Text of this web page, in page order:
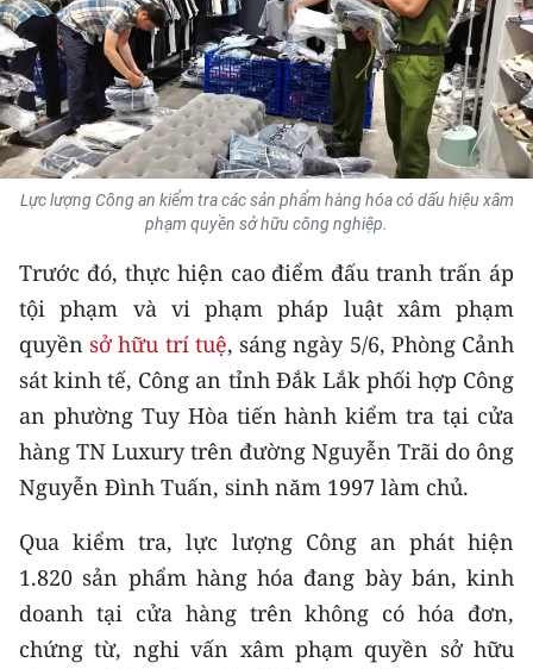
Y TẾ
KHOA HỌC - CÔNG NGHỆ
MÔI TRƯỜNG
BẠN ĐỌC
TRI THỨC CHUYÊN SÂU
54 DÂN TỘC VIỆT NAM
CHƯƠNG TRÌNH OCOP - MỖI XÃ
MỘT SẢN PHẨM
RADIO
MEDIA CENTER
E-Magazine
Lực lượng Công an kiểm tra các sản phẩm hàng hóa có dấu hiệu xâm
phạm quyền sở hữu công nghiệp.
Trước đó, thực hiện cao điểm đấu tranh trấn áp
tội phạm và vi phạm pháp luật xâm phạm
quyềnsở hữu trí tuệ, sáng ngày 5/6, Phòng Cảnh
sát kinh tế, Công an tỉnh Đắk Lắk phối hợp Công
an phường Tuy Hòa tiến hành kiểm tra tại cửa
hàng TN Luxury trên đường Nguyễn Trãi do ông
Nguyễn Đình Tuấn, sinh năm 1997 làm chủ.
Qua kiểm tra, lực lượng Công an phát hiện
1.820 sản phẩm hàng hóa đang bày bán, kinh
doanh tại cửa hàng trên không có hóa đơn,
chứng từ, nghi vấn xâm phạm quyền sở hữu